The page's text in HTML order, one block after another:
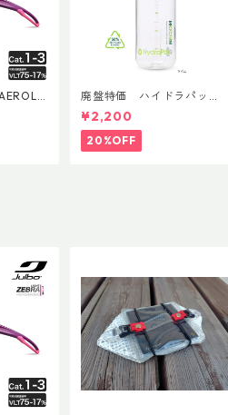
廃盤特価 ハイドラパッ
ク リーコン ツイスト＆シ
ップ 500ml
¥2,200
20%OFF